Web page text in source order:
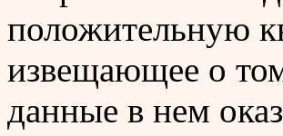
положительную
извещающее о
данные в нем